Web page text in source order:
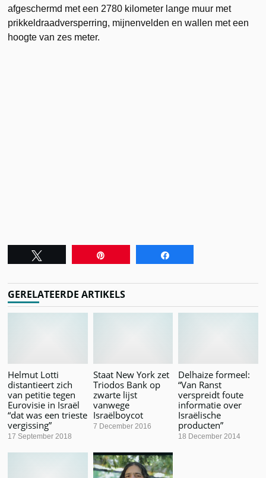
afgeschermd met een 2780 kilometer lange muur met
prikkeldraadversperring, mijnenvelden en wallen met een
hoogte van zes meter.
GERELATEERDE ARTIKELS
Helmut Lotti
distantieert zich
van petitie tegen
Eurovisie in Israël
“dat was een trieste
vergissing”
17 September 2018
Staat New York zet
Triodos Bank op
zwarte lijst
vanwege
Israëlboycot
7 December 2016
Delhaize formeel:
“Van Ranst
verspreidt foute
informatie over
Israëlische
producten”
18 December 2014